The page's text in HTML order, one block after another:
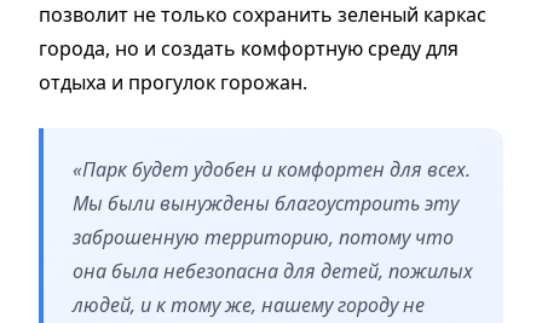
позволит не только сохранить зеленый каркас
города, но и создать комфортную среду для
отдыха и прогулок горожан.
«Парк будет удобен и комфортен для всех.
Мы были вынуждены благоустроить эту
заброшенную территорию, потому что
она была небезопасна для детей, пожилых
людей, и к тому же, нашему городу не